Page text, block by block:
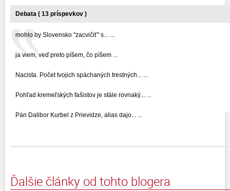
Debata ( 13 príspevkov )
mohlo by Slovensko "zacvičiť" s... ...
ja viem, veď preto píšem, čo píšem ...
Nacista. Počet tvojich spáchaných trestných... ...
Pohľad kremeľských fašistov je stále rovnaký... ...
Pán Dalibor Kurbel z Prievidze, alias dajo... ...
Ďalšie články od tohto blogera